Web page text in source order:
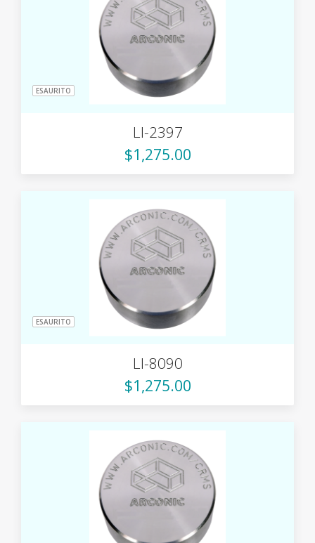
ESAURITO
LI-2397
$1,275.00
ESAURITO
LI-8090
$1,275.00